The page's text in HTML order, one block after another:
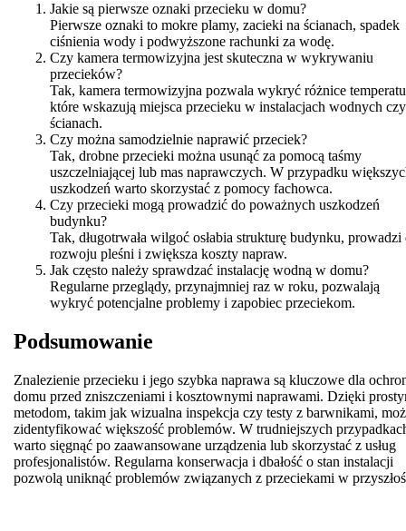
Jakie są pierwsze oznaki przecieku w domu?
Pierwsze oznaki to mokre plamy, zacieki na ścianach, spadek
ciśnienia wody i podwyższone rachunki za wodę.
Czy kamera termowizyjna jest skuteczna w wykrywaniu
przecieków?
Tak, kamera termowizyjna pozwala wykryć różnice
które wskazują miejsca przecieku w instalacjach wodnych czy
ścianach.
Czy można samodzielnie naprawić przeciek?
Tak, drobne przecieki można usunąć za pomocą taśmy
uszczelniającej lub mas naprawczych. W przypadku
uszkodzeń warto skorzystać z pomocy fachowca.
Czy przecieki mogą prowadzić do poważnych uszkodzeń
budynku?
Tak, długotrwała wilgoć osłabia strukturę budynku, prowadzi
rozwoju pleśni i zwiększa koszty napraw.
Jak często należy sprawdzać instalację wodną w domu?
Regularne przeglądy, przynajmniej raz w roku, pozwalają
wykryć potencjalne problemy i zapobiec przeciekom.
Podsumowanie
Znalezienie przecieku i jego szybka naprawa są kluczowe dla
domu przed zniszczeniami i kosztownymi naprawami. Dzięki
metodom, takim jak wizualna inspekcja czy testy z barwnikami,
zidentyfikować większość problemów. W trudniejszych
warto sięgnąć po zaawansowane urządzenia lub skorzystać z usług
profesjonalistów. Regularna konserwacja i dbałość o stan instalacji
pozwolą uniknąć problemów związanych z przeciekami w